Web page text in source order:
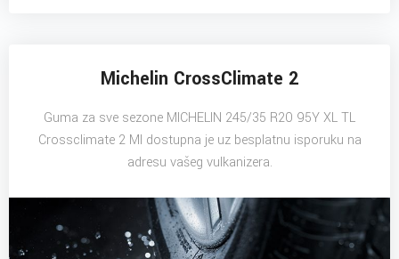
Michelin CrossClimate 2
Guma za sve sezone MICHELIN 245/35 R20 95Y XL TL
Crossclimate 2 MI dostupna je uz besplatnu isporuku na
adresu vašeg vulkanizera.